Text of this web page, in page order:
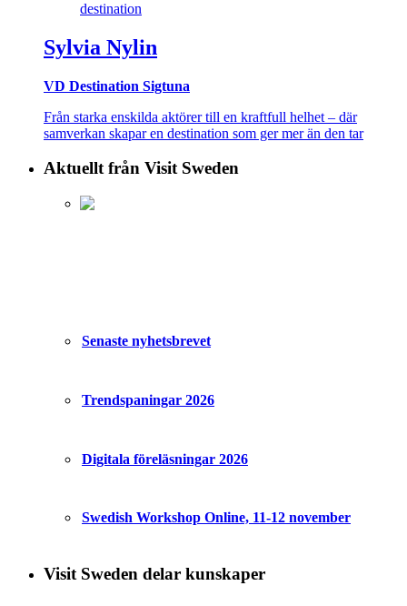
Sylvia Nylin
VD Destination Sigtuna
Från starka enskilda aktörer till en kraftfull helhet – där
samverkan skapar en destination som ger mer än den tar
Aktuellt från Visit Sweden
Senaste nyhetsbrevet
Trendspaningar 2026
Digitala föreläsningar 2026
Swedish Workshop Online, 11-12 november
Visit Sweden delar kunskaper